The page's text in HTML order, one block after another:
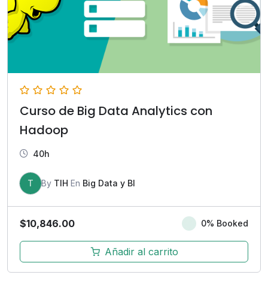
Curso de Big Data Analytics con
Hadoop
40h
T By TIH En Big Data y BI
$10,846.00 0% Booked
Añadir al carrito